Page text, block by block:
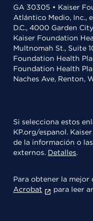
GA 30305 • Kaiser
Atlántico Medio, Inc.,
D.C., 4000 Garden
Kaiser Foundation
Multnomah St., Suite
Foundation Health
Foundation Health
Naches Ave, Renton,
Si selecciona estos
KP.org/espanol.
de la información o
externos. Detalles.
Para obtener la mejor
Acrobat
para leer